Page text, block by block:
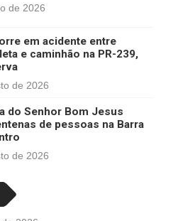
de 2026
em acidente entre
e caminhão na PR-239,
de 2026
do Senhor Bom Jesus
de pessoas na Barra
de 2026